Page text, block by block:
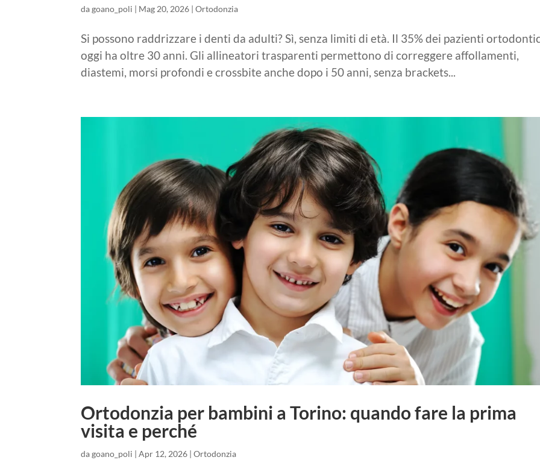
dagoano_poli | Mag 20, 2026 |Ortodonzia
Si possono raddrizzare i denti da adulti? Sì, senza limiti di età. Il 35% dei pazienti
oggi ha oltre 30 anni. Gli allineatori trasparenti permettono di correggere affollamenti,
diastemi, morsi profondi e crossbite anche dopo i 50 anni, senza brackets...
Ortodonzia per bambini a Torino: quando fare la prima
visita e perché
dagoano_poli |Apr 12, 2026 |Ortodonzia